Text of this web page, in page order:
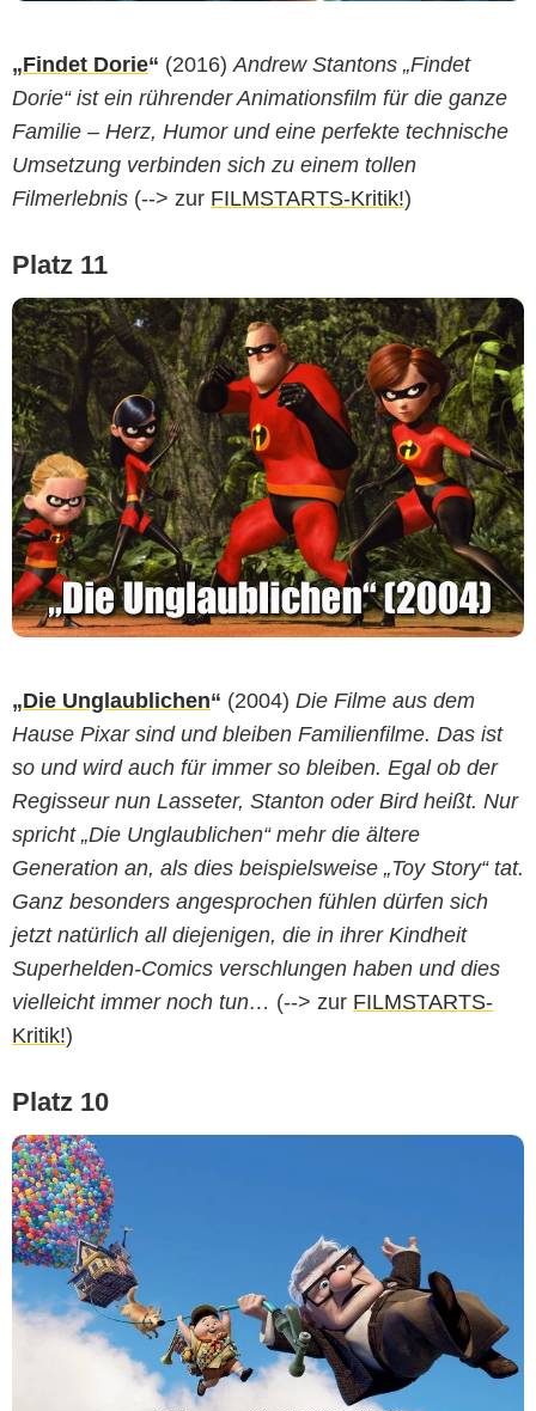
„Findet Dorie“ (2016) Andrew Stantons „Findet
Dorie“ ist ein rührender Animationsfilm für die ganze
Familie – Herz, Humor und eine perfekte technische
Umsetzung verbinden sich zu einem tollen
Filmerlebnis (--> zur FILMSTARTS-Kritik!)
Platz 11
„Die Unglaublichen“ (2004) Die Filme aus dem
Hause Pixar sind und bleiben Familienfilme. Das ist
so und wird auch für immer so bleiben. Egal ob der
Regisseur nun Lasseter, Stanton oder Bird heißt. Nur
spricht „Die Unglaublichen“ mehr die ältere
Generation an, als dies beispielsweise „Toy Story“ tat.
Ganz besonders angesprochen fühlen dürfen sich
jetzt natürlich all diejenigen, die in ihrer Kindheit
Superhelden-Comics verschlungen haben und dies
vielleicht immer noch tun… (--> zur FILMSTARTS-
Kritik!)
Platz 10